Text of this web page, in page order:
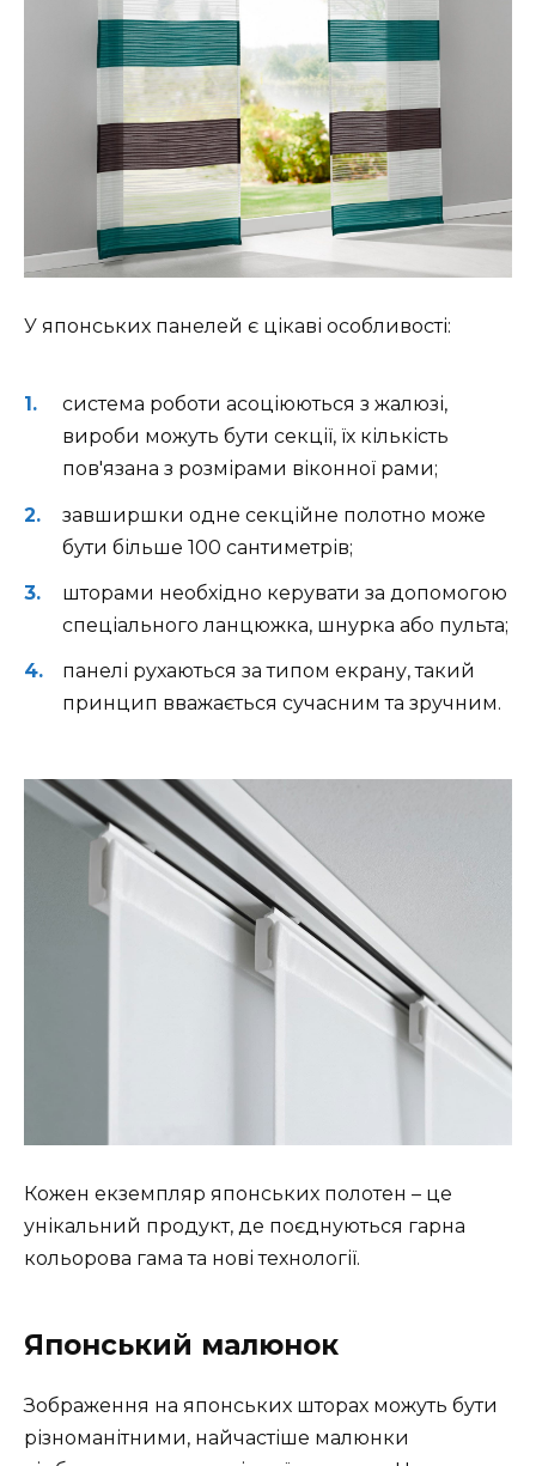
У японських панелей є цікаві особливості:
система роботи асоціюються з жалюзі,
вироби можуть бути секції, їх кількість
пов'язана з розмірами віконної рами;
завширшки одне секційне полотно може
бути більше 100 сантиметрів;
шторами необхідно керувати за допомогою
спеціального ланцюжка, шнурка або пульта;
панелі рухаються за типом екрану, такий
принцип вважається сучасним та зручним.
Кожен екземпляр японських полотен – це
унікальний продукт, де поєднуються гарна
кольорова гама та нові технології.
Японський малюнок
Зображення на японських шторах можуть бути
різноманітними, найчастіше малюнки